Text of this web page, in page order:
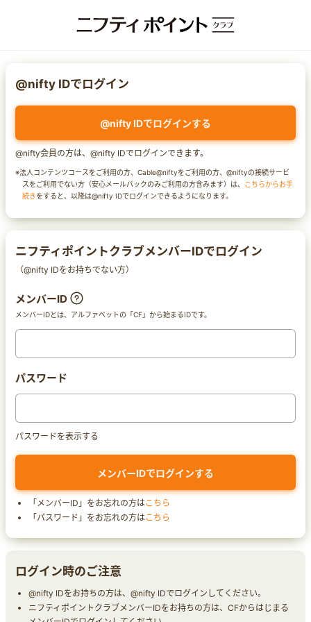
@nifty IDでログイン
@nifty IDでログインする
@nifty会員の方は、@nifty IDでログインできます。
※法人コンテンツコースをご利用の方、Cable@niftyをご利用の方、@niftyの接続サービ
スをご利用でない方（安心メールパックのみご利用の方含みます）は、 こちらからお手
続きをすると、以降は@nifty IDでログインできるようになります。
ニフティポイントクラブメンバーIDでログイン
（@nifty IDをお持ちでない方）
メンバーID
メンバーIDとは、アルファベットの「CF」から始まるIDです。
パスワード
パスワードを表示する
「メンバーID」をお忘れの方はこちら
「パスワード」をお忘れの方はこちら
ログイン時のご注意
@nifty IDをお持ちの方は、@nifty IDでログインしてください。
ニフティポイントクラブメンバーIDをお持ちの方は、CFからはじまる